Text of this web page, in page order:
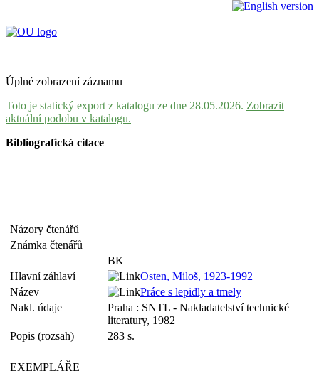
Úplné zobrazení záznamu
Toto je statický export z katalogu ze dne 28.05.2026. Zobrazit
aktuální podobu v katalogu.
Bibliografická citace
Názory čtenářů
Známka čtenářů
BK
Hlavní záhlaví
Osten, Miloš, 1923-1992
Název
Práce s lepidly a tmely
Nakl. údaje
Praha : SNTL - Nakladatelství technické
literatury, 1982
Popis (rozsah)
283 s.
EXEMPLÁŘE